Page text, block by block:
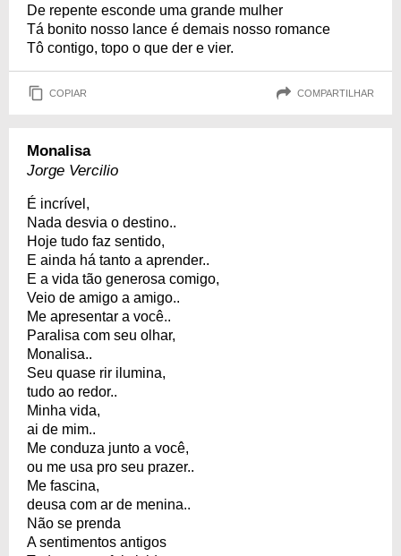
De repente esconde uma grande mulher
Tá bonito nosso lance é demais nosso romance
Tô contigo, topo o que der e vier.
COPIAR COMPARTILHAR
Monalisa
Jorge Vercilio
É incrível,
Nada desvia o destino..
Hoje tudo faz sentido,
E ainda há tanto a aprender..
E a vida tão generosa comigo,
Veio de amigo a amigo..
Me apresentar a você..
Paralisa com seu olhar,
Monalisa..
Seu quase rir ilumina,
tudo ao redor..
Minha vida,
ai de mim..
Me conduza junto a você,
ou me usa pro seu prazer..
Me fascina,
deusa com ar de menina..
Não se prenda
A sentimentos antigos